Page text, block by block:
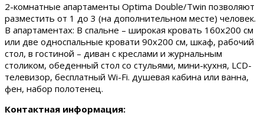
2-комнатные апартаменты Optima Double/Twin позволяют
разместить от 1 до 3 (на дополнительном месте) человек.
В апартаментах: В спальне – широкая кровать 160х200 см
или две односпальные кровати 90х200 см, шкаф, рабочий
стол, в гостиной – диван с креслами и журнальным
столиком, обеденный стол со стульями, мини-кухня, LCD-
телевизор, бесплатный Wi-Fi. душевая кабина или ванна,
фен, набор полотенец.
Контактная информация: